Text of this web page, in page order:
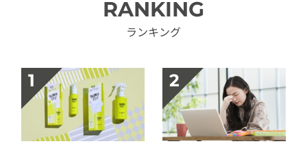
RANKING
ランキング